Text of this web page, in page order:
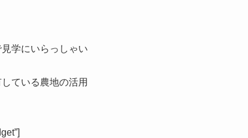
学にいらっしゃい
ている農地の活用